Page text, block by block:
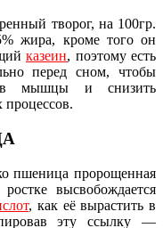
творог, на 100гр.
жира, кроме того он
казеин, поэтому есть
перед сном, чтобы
в мышцы и снизить
процессов.
пшеница пророщенная
высвобождается
, как её вырастить в
эту ссылку —